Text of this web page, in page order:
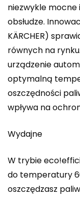
niezwykle mocne
obsłudze.
KÄRCHER)
równych na
urządzenie
optymalną
oszczędności
wpływa na
Wydajne
W trybie
do temperatury
oszczędzasz